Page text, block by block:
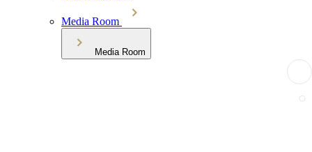
Media Room
Media Room